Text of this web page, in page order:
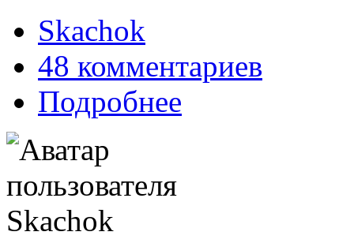
Skachok
48 комментариев
Подробнее